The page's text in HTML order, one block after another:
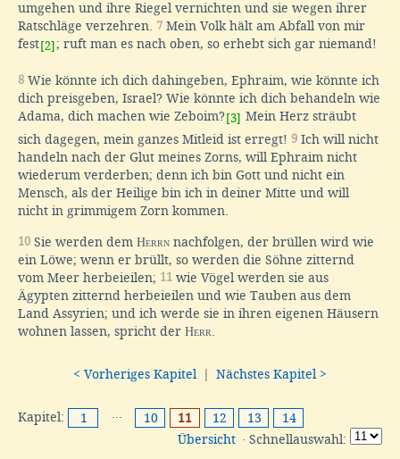
umgehen und ihre Riegel vernichten und sie wegen ihrer
Ratschläge verzehren. 7 Mein Volk hält am Abfall von mir
fest [2] ; ruft man es nach oben, so erhebt sich gar niemand!
8 Wie könnte ich dich dahingeben, Ephraim, wie könnte ich
dich preisgeben, Israel? Wie könnte ich dich behandeln wie
Adama, dich machen wie Zeboim? [3] Mein Herz sträubt
sich dagegen, mein ganzes Mitleid ist erregt! 9 Ich will nicht
handeln nach der Glut meines Zorns, will Ephraim nicht
wiederum verderben; denn ich bin Gott und nicht ein
Mensch, als der Heilige bin ich in deiner Mitte und will
nicht in grimmigem Zorn kommen.
10 Sie werden dem Herrn nachfolgen, der brüllen wird wie
ein Löwe; wenn er brüllt, so werden die Söhne zitternd
vom Meer herbeieilen; 11 wie Vögel werden sie aus
Ägypten zitternd herbeieilen und wie Tauben aus dem
Land Assyrien; und ich werde sie in ihren eigenen Häusern
wohnen lassen, spricht der Herr
< Vorheriges Kapitel Nächstes Kapitel >
Kapitel: 1 ··· 10 11 12 13
14
Übersicht · Schnellauswahl: